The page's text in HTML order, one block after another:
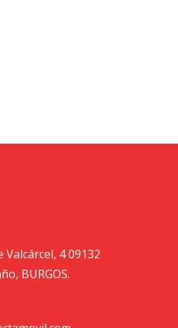
Valcárcel, 4 09132
BURGOS.